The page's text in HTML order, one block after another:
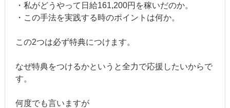
・私がどうやって日給161,200円を稼いだのか。
・この手法を実践する時のポイントは何か。
この2つは必ず特典につけます。
なぜ特典をつけるかというと全力で応援したいからで
す。
何度でも言いますが